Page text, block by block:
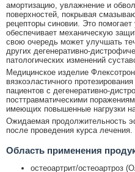
амортизацию, увлажнение и
поверхностей, покрывая
рецепторы синовии. Это
обеспечивает механическую
свою очередь может улучшать
других дегенеративно-
патологических изменений
Медицинское изделие Флексотрон
вязкоэластичного
пациентов с дегенеративно-
посттравматическими
имеющих повышенные нагрузки
Ожидаемая продолжительность
после проведения курса лечения.
Область применения
остеоартрит/остеоартроз